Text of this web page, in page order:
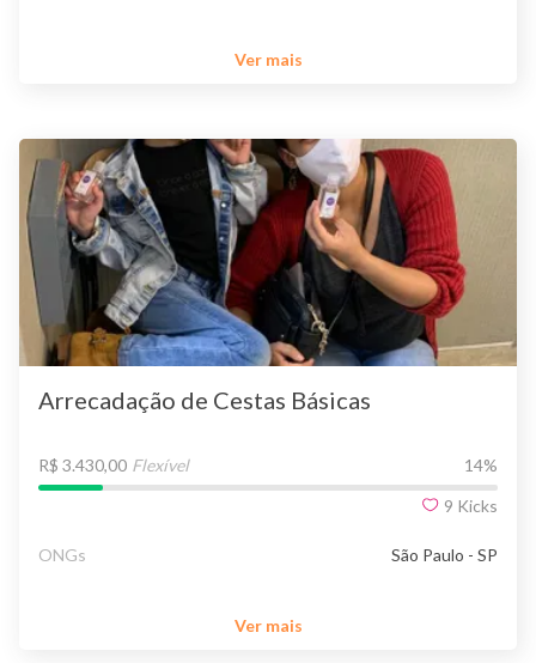
Ver mais
Arrecadação de Cestas Básicas
R$ 3.430,00 Flexível 14%
9 Kicks
ONGs São Paulo - SP
Ver mais